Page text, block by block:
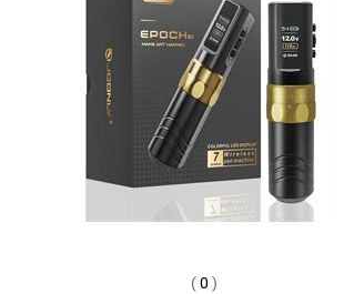
(0 )